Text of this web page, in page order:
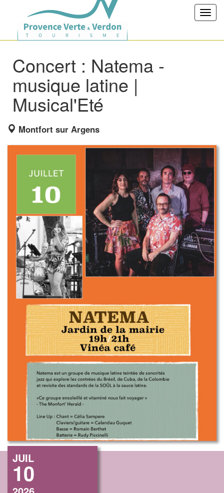
Concert : Natema -
musique latine |
Musical'Eté
Montfort sur Argens
JUIL
10